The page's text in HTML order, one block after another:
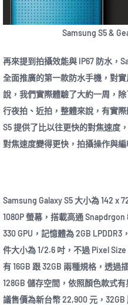
Samsung S5 &
再來提到拍攝效能與 IP67 防水，
全面推廣的第一款防水手機，對
說，我們實際體驗了大約一周，
行夜拍、近拍，整體來說，有實
S5 提供了比以往更快的對焦速度
對焦速度變得更快，拍攝操作與編
Samsung Galaxy S5 大小為 142 x
1080P 螢幕，搭載高通
330 GPU，記憶體為 2GB
件大小為 1/2.6 吋，不過 Pixel
有 16GB 跟 32GB 兩種規格，透
128GB 儲存空間，依照顏色款式
議售價為新台幣 22,900 元，